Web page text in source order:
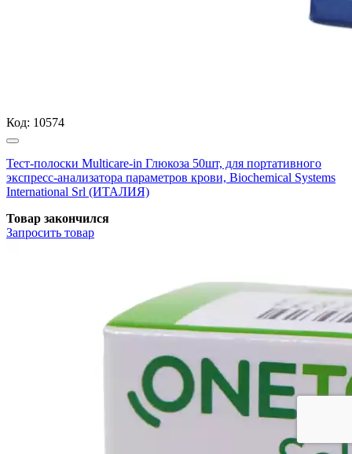
Код: 10574
Тест-полоски Multicare-in Глюкоза 50шт, для портативного
экспресс-анализатора параметров крови, Biochemical Systems
International Srl (ИТАЛИЯ)
Товар закончился
Запросить товар